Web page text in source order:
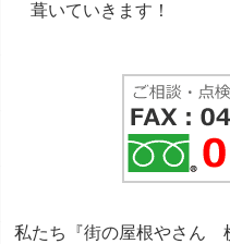
葺いていきます！
私たち『街の屋根やさん